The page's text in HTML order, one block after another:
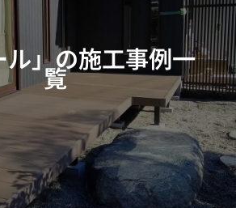
ル」の施工事例一
覧